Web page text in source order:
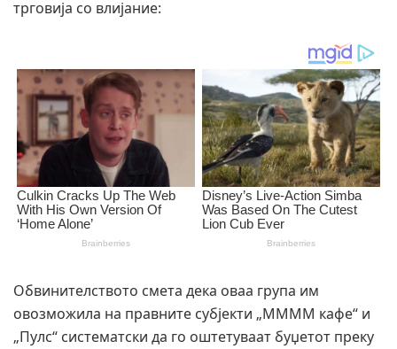
трговија со влијание:
Обвинителството смета дека оваа група им
овозможила на правните субјекти „ММММ кафе“ и
„Пулс“ систематски да го оштетуваат буџетот преку